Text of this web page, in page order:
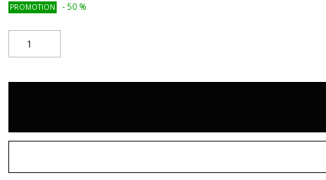
PROMOTION -50 %